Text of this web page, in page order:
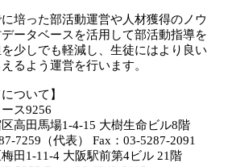
培った部活動運営や人材獲得のノウ
ータベースを活用して部活動指導を
少しでも軽減し、生徒にはより良い
るよう運営を行います。
ついて】
ス9256
高田馬場1-4-15 大樹生命ビル8階
（代表） Fax：03-5287-2091
田1-11-4 大阪駅前第4ビル 21階